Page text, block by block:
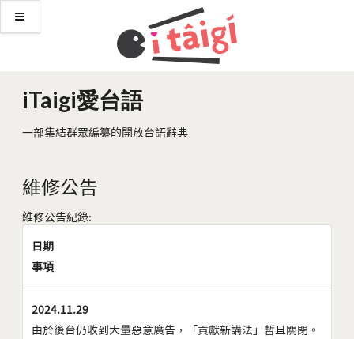
iTaigi愛台語
一部集結群眾編纂的開放台語辭典
維修公告
維修公告紀錄:
日期
事項
2024.11.29
由於後台仍收到大量惡意廣告，「貢獻新講法」暫且關閉。